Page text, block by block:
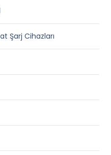
Şarj Cihazları